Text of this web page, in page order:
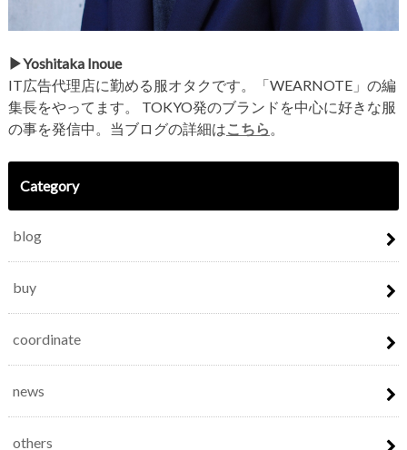
▶︎Yoshitaka Inoue
IT広告代理店に勤める服オタクです。「WEARNOTE」の編
集長をやってます。 TOKYO発のブランドを中心に好きな服
の事を発信中。当ブログの詳細はこちら 。
Category
blog
buy
coordinate
news
others